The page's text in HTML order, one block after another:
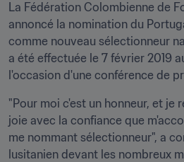
La Fédération Colombienne de
annoncé la nomination du
comme nouveau sélectionneur
a été effectuée le 7 février 2019
l'occasion d'une conférence de
"Pour moi c'est un honneur, et je
joie avec la confiance que
me nommant sélectionneur", a
lusitanien devant les nombreux